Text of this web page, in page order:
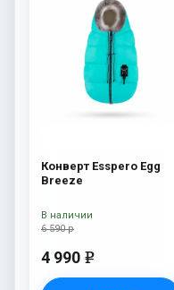
Конверт Esspero Egg
Breeze
6 590 р
4 990 e
В наличии